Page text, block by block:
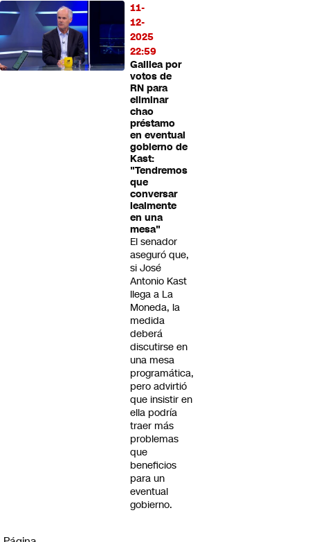
11-
12-
2025
22:59
Galilea por
votos de
RN para
eliminar
chao
préstamo
en eventual
gobierno de
Kast:
"Tendremos
que
conversar
lealmente
en una
mesa"
El senador
aseguró que,
si José
Antonio Kast
llega a La
Moneda, la
medida
deberá
discutirse en
una mesa
programática,
pero advirtió
que insistir en
ella podría
traer más
problemas
que
beneficios
para un
eventual
gobierno.